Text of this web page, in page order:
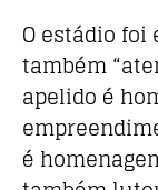
O estádio foi
também
apelido é
é